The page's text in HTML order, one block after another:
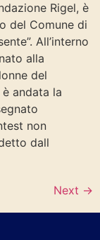
Rigel, è
del Comune di
All’interno
alla
del
andata la
non
dall
Next →